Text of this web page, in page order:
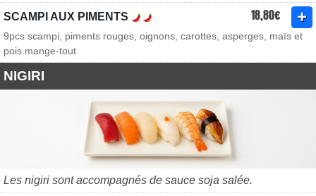
SCAMPI AUX PIMENTS 18,80€
9pcs scampi, piments rouges, oignons, carottes, asperges, maïs et
pois mange-tout
NIGIRI
Les nigiri sont accompagnés de sauce soja salée.